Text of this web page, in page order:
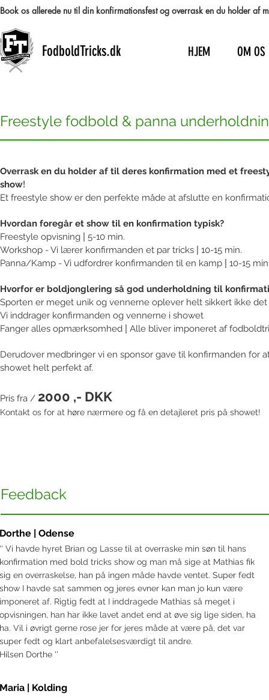
Book os allerede nu til din konfirmationsfest og overrask en du holder af
FodboldTricks.dk HJEM OM OS
Freestyle fodbold & panna
Overrask en du holder af til deres konfirmation med et
show!
Et freestyle show er den perfekte måde at afslutte en
Hvordan foregår et show til en konfirmation typisk?
Freestyle opvisning
5-10 min.
Workshop - Vi lærer konfirmanden et par tricks
10-15 min.
Panna/Kamp - Vi udfordrer konfirmanden til en kamp
10-15
Hvorfor er boldjonglering så god underholdning til
Sporten er meget unik og vennerne oplever helt sikkert ikke
Vi inddrager konfirmanden og vennerne i showet
Fanger alles opmærksomhed
Alle bliver imponeret af
Derudover medbringer vi en sponsor gave til konfirmanden for
showet helt perfekt af.
Pris fra / 2000 ,- DKK
Kontakt os for at høre nærmere og få en detajleret pris på showet!
Feedback
Dorthe | Odense
'' Vi havde hyret Brian og Lasse til at overraske min søn til hans
konfirmation med bold tricks show og man må sige at Mathias fik
sig en overraskelse, han på ingen måde havde ventet. Super fedt
show I havde sat sammen og jeres evner kan man jo kun være
imponeret af. Rigtig fedt at I inddragede Mathias så meget i
opvisningen, han har ikke lavet andet end at øve sig lige siden, ha
ha. Vil i øvrigt gerne rose jer for jeres måde at være på, det var
super fedt og klart anbefalelsesværdigt til andre.
Hilsen Dorthe ''
Maria | Kolding